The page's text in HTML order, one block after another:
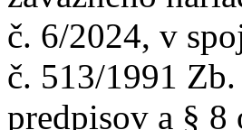
č. 6/2024, v
č. 513/1991
predpisov a § 8